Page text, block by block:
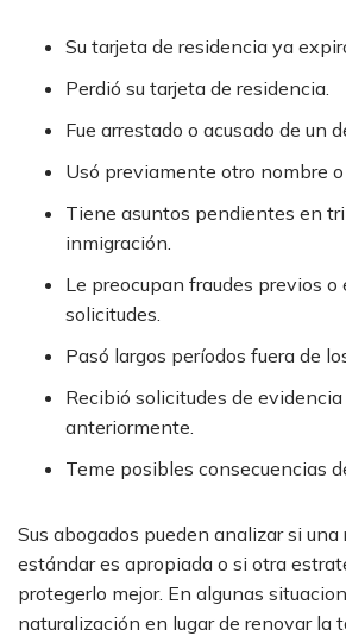
Su tarjeta de residencia ya
Perdió su tarjeta de residencia.
Fue arrestado o acusado de un
Usó previamente otro nombre
Tiene asuntos pendientes en
inmigración.
Le preocupan fraudes previos o
solicitudes.
Pasó largos períodos fuera de
Recibió solicitudes de evidencia
anteriormente.
Teme posibles consecuencias
Sus abogados pueden analizar si
estándar es apropiada o si otra
protegerlo mejor. En algunas
naturalización en lugar de renovar la